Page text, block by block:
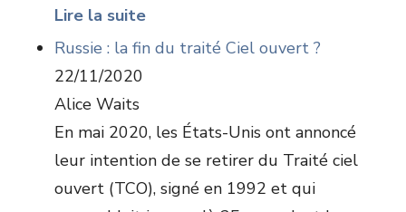
Lire la suite
Russie : la fin du traité Ciel ouvert ?
22/11/2020
Alice Waits
En mai 2020, les États-Unis ont annoncé
leur intention de se retirer du Traité ciel
ouvert (TCO), signé en 1992 et qui